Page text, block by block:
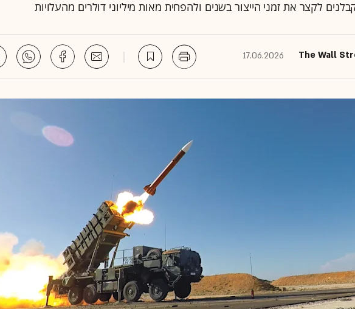
לקצר את זמני הייצור בשנים ולהפחית מאות מיליוני דולרים מהעלויות
The Wall
17.06.2026